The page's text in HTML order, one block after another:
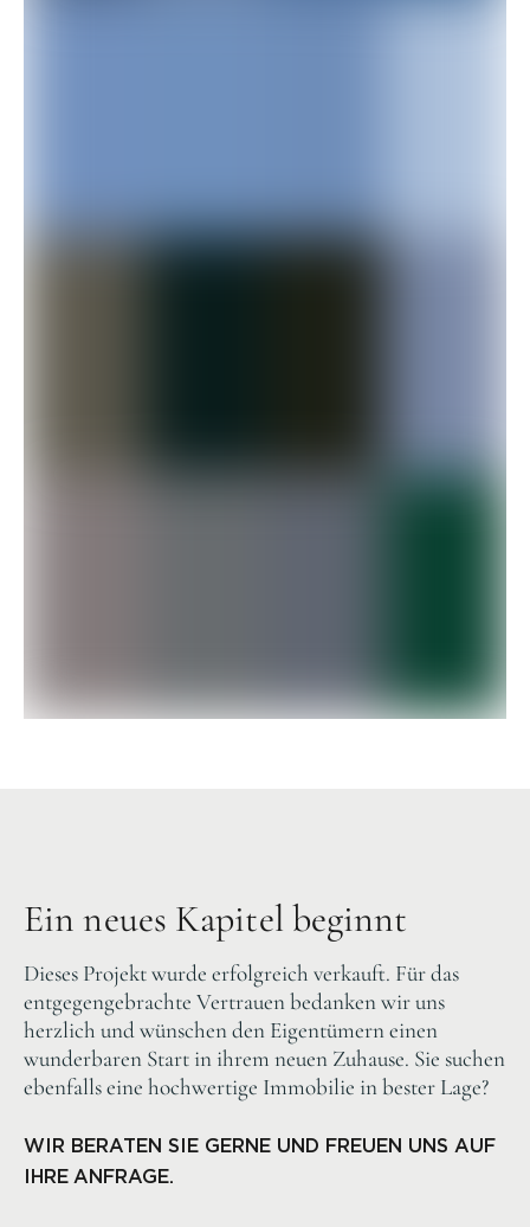
Ein neues Kapitel beginnt
Dieses Projekt wurde erfolgreich verkauft. Für das
entgegengebrachte Vertrauen bedanken wir uns
herzlich und wünschen den Eigentümern einen
wunderbaren Start in ihrem neuen Zuhause. Sie suchen
ebenfalls eine hochwertige Immobilie in bester Lage?
WIR BERATEN SIE GERNE UND FREUEN UNS AUF
IHRE ANFRAGE.